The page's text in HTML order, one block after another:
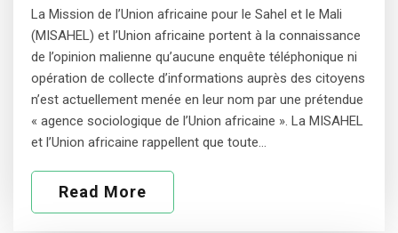
La Mission de l’Union africaine pour le Sahel et le Mali
(MISAHEL) et l’Union africaine portent à la connaissance
de l’opinion malienne qu’aucune enquête téléphonique ni
opération de collecte d’informations auprès des citoyens
n’est actuellement menée en leur nom par une prétendue
« agence sociologique de l’Union africaine ». La MISAHEL
et l’Union africaine rappellent que toute…
Read More